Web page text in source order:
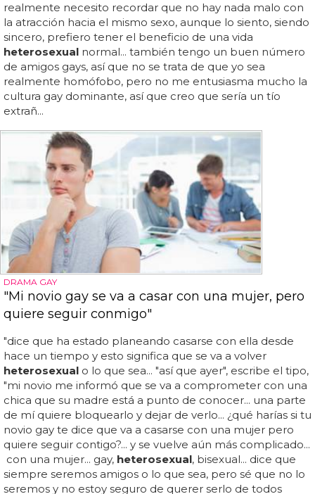
realmente necesito recordar que no hay nada malo con
la atracción hacia el mismo sexo, aunque lo siento, siendo
sincero, prefiero tener el beneficio de una vida
heterosexual normal... también tengo un buen número
de amigos gays, así que no se trata de que yo sea
realmente homófobo, pero no me entusiasma mucho la
cultura gay dominante, así que creo que sería un tío
extrañ...
DRAMA GAY
"Mi novio gay se va a casar con una mujer, pero
quiere seguir conmigo"
"dice que ha estado planeando casarse con ella desde
hace un tiempo y esto significa que se va a volver
heterosexual o lo que sea... "así que ayer", escribe el tipo,
"mi novio me informó que se va a comprometer con una
chica que su madre está a punto de conocer... una parte
de mí quiere bloquearlo y dejar de verlo... ¿qué harías si tu
novio gay te dice que va a casarse con una mujer pero
quiere seguir contigo?... y se vuelve aún más complicado...
con una mujer... gay, heterosexual, bisexual... dice que
siempre seremos amigos o lo que sea, pero sé que no lo
seremos y no estoy seguro de querer serlo de todos